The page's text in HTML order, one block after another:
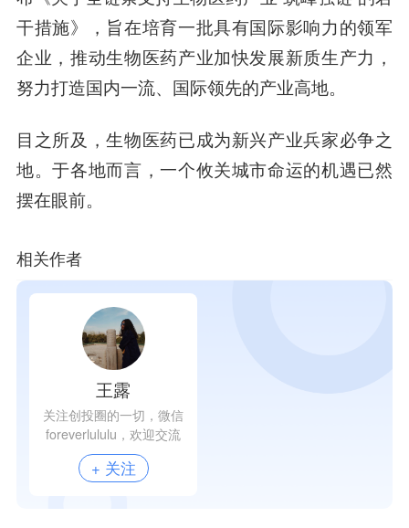
干措施》，旨在培育一批具有国际影响力的领军
企业，推动生物医药产业加快发展新质生产力，
努力打造国内一流、国际领先的产业高地。
目之所及，生物医药已成为新兴产业兵家必争之
地。于各地而言，一个攸关城市命运的机遇已然
摆在眼前。
相关作者
王露
关注创投圈的一切，微信
foreverlululu，欢迎交流
+ 关注